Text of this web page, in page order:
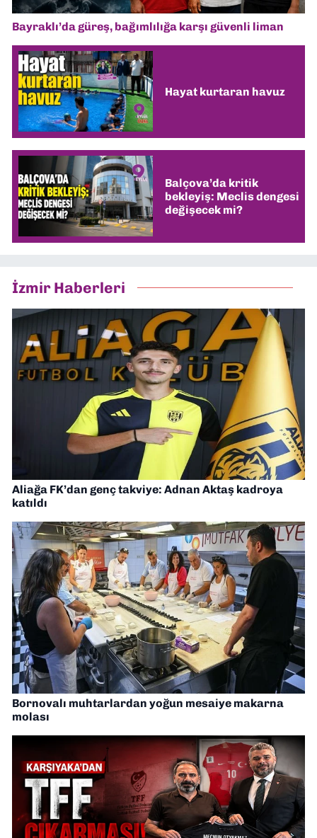
Bayraklı’da güreş, bağımlılığa karşı güvenli liman
Hayat kurtaran havuz
Balçova’da kritik
bekleyiş: Meclis dengesi
değişecek mi?
İzmir Haberleri
Aliağa FK’dan genç takviye: Adnan Aktaş kadroya
katıldı
Bornovalı muhtarlardan yoğun mesaiye makarna
molası